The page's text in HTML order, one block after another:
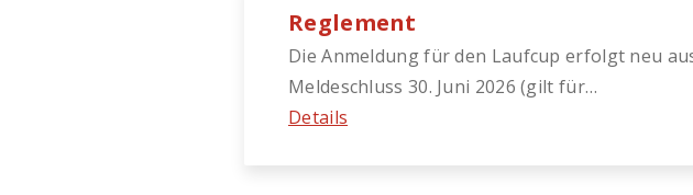
Reglement
Die Anmeldung für den Laufcup erfolgt neu
Meldeschluss 30. Juni 2026 (gilt für…
Details